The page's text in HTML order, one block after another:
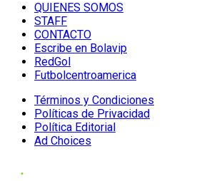
QUIENES SOMOS
STAFF
CONTACTO
Escribe en Bolavip
RedGol
Futbolcentroamerica
Términos y Condiciones
Políticas de Privacidad
Política Editorial
Ad Choices